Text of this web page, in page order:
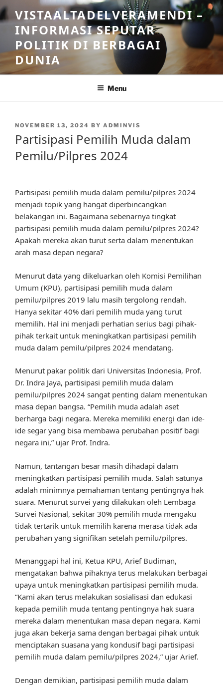
Skip
to
content
VISTAALTADELVERAMENDI –
INFORMASI SEPUTAR
POLITIK DI BERBAGAI
DUNIA
Menu
POSTED
NOVEMBER 13, 2024 BY ADMINVIS
Partisipasi Pemilih Muda dalam
Pemilu/Pilpres 2024
Partisipasi pemilih muda dalam pemilu/pilpres 2024
menjadi topik yang hangat diperbincangkan
belakangan ini. Bagaimana sebenarnya tingkat
partisipasi pemilih muda dalam pemilu/pilpres 2024?
Apakah mereka akan turut serta dalam menentukan
arah masa depan negara?
Menurut data yang dikeluarkan oleh Komisi Pemilihan
Umum (KPU), partisipasi pemilih muda dalam
pemilu/pilpres 2019 lalu masih tergolong rendah.
Hanya sekitar 40% dari pemilih muda yang turut
memilih. Hal ini menjadi perhatian serius bagi pihak-
pihak terkait untuk meningkatkan partisipasi pemilih
muda dalam pemilu/pilpres 2024 mendatang.
Menurut pakar politik dari Universitas Indonesia, Prof.
Dr. Indra Jaya, partisipasi pemilih muda dalam
pemilu/pilpres 2024 sangat penting dalam menentukan
masa depan bangsa. “Pemilih muda adalah aset
berharga bagi negara. Mereka memiliki energi dan ide-
ide segar yang bisa membawa perubahan positif bagi
negara ini,” ujar Prof. Indra.
Namun, tantangan besar masih dihadapi dalam
meningkatkan partisipasi pemilih muda. Salah satunya
adalah minimnya pemahaman tentang pentingnya hak
suara. Menurut survei yang dilakukan oleh Lembaga
Survei Nasional, sekitar 30% pemilih muda mengaku
tidak tertarik untuk memilih karena merasa tidak ada
perubahan yang signifikan setelah pemilu/pilpres.
Menanggapi hal ini, Ketua KPU, Arief Budiman,
mengatakan bahwa pihaknya terus melakukan berbagai
upaya untuk meningkatkan partisipasi pemilih muda.
“Kami akan terus melakukan sosialisasi dan edukasi
kepada pemilih muda tentang pentingnya hak suara
mereka dalam menentukan masa depan negara. Kami
juga akan bekerja sama dengan berbagai pihak untuk
menciptakan suasana yang kondusif bagi partisipasi
pemilih muda dalam pemilu/pilpres 2024,” ujar Arief.
Dengan demikian, partisipasi pemilih muda dalam